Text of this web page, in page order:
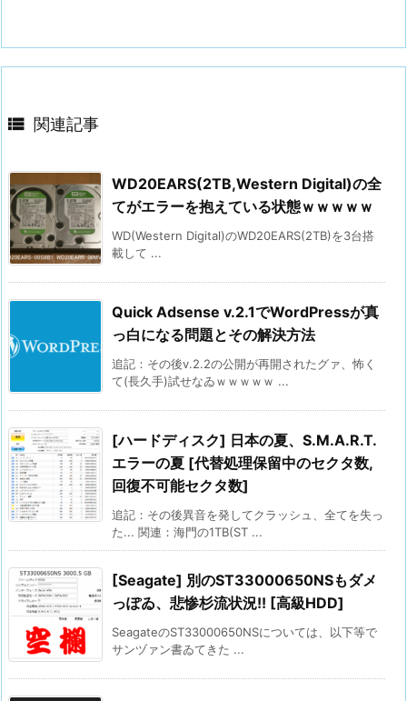
 関連記事
WD20EARS(2TB,Western Digital)の全
てがエラーを抱えている状態ｗｗｗｗｗ
WD(Western Digital)のWD20EARS(2TB)を3台搭
載して ...
Quick Adsense v.2.1でWordPressが真
っ白になる問題とその解決方法
追記：その後v.2.2の公開が再開されたグァ、怖く
て(長久手)試せなゐｗｗｗｗｗ ...
[ハードディスク] 日本の夏、S.M.A.R.T.
エラーの夏 [代替処理保留中のセクタ数,
回復不可能セクタ数]
追記：その後異音を発してクラッシュ、全てを失っ
た... 関連：海門の1TB(ST ...
[Seagate] 別のST33000650NSもダメ
っぽゐ、悲惨杉流状況!! [高級HDD]
SeagateのST33000650NSについては、以下等で
サンヅァン書ゐてきた ...